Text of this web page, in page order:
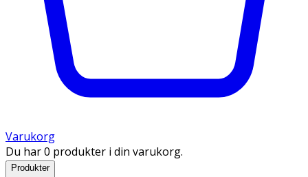
Varukorg
Du har 0 produkter i din varukorg.
Produkter